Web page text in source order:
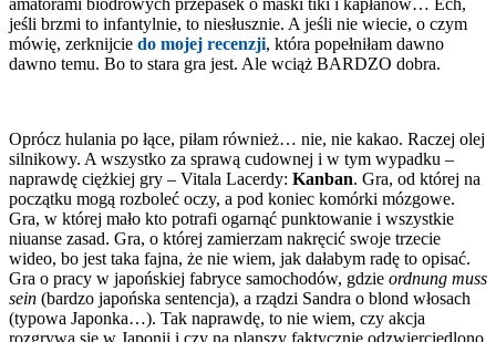
jeśli brzmi to infantylnie, to niesłusznie. A jeśli nie wiecie, o czym
mówię, zerknijcie do mojej recenzji, która popełniłam dawno
dawno temu. Bo to stara gra jest. Ale wciąż BARDZO dobra.
Oprócz hulania po łące, piłam również… nie, nie kakao. Raczej olej
silnikowy. A wszystko za sprawą cudownej i w tym wypadku –
naprawdę ciężkiej gry – Vitala Lacerdy: Kanban. Gra, od której na
początku mogą rozboleć oczy, a pod koniec komórki mózgowe.
Gra, w której mało kto potrafi ogarnąć punktowanie i wszystkie
niuanse zasad. Gra, o której zamierzam nakręcić swoje trzecie
wideo, bo jest taka fajna, że nie wiem, jak dałabym radę to opisać.
Gra o pracy w japońskiej fabryce samochodów, gdzie ordnung muss
sein (bardzo japońska sentencja), a rządzi Sandra o blond włosach
(typowa Japonka…). Tak naprawdę, to nie wiem, czy akcja
rozgrywa się w Japonii i czy na planszy faktycznie odzwierciedlono